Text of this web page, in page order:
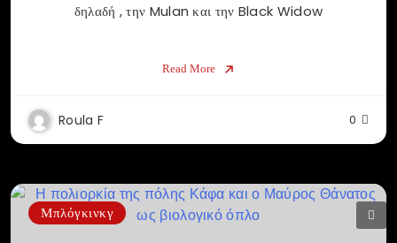
δηλαδή , την Mulan και την Black Widow
Read More
Roula F 0
Μπλόγκινκγ